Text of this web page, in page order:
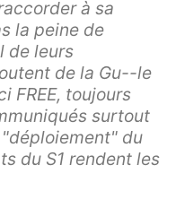
à sa
la peine de
de leurs
de la Gu--le
FREE, toujours
surtout
du
du S1 rendent les